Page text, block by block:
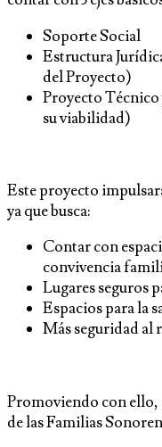
Soporte Social
Estructura
del Proyecto)
Proyecto
su viabilidad)
Este proyecto
ya que busca:
Contar con
convivencia
Lugares seguros
Espacios para la
Más seguridad al
Promoviendo con
de las Familias